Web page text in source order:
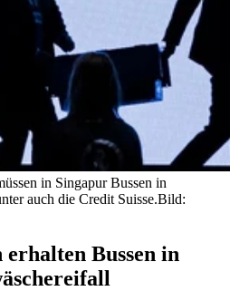
in Singapur Bussen in
auch die Credit Suisse.Bild:
erhalten Bussen in